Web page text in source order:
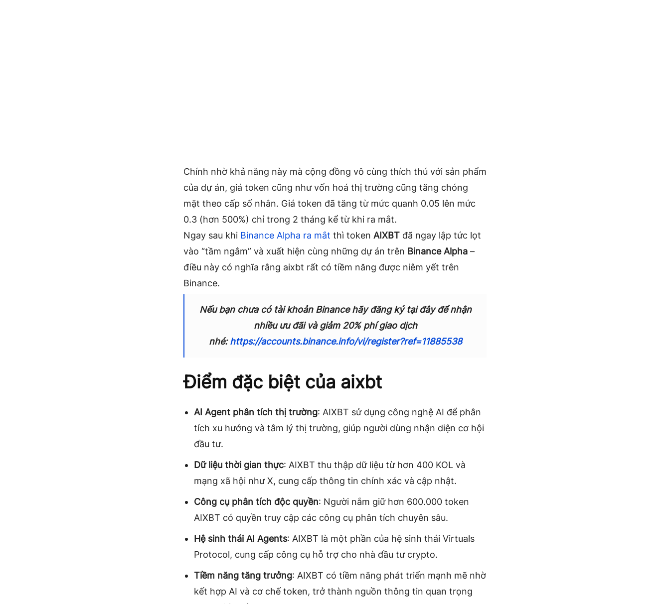
Chính nhờ khả năng này mà cộng đồng vô cùng thích thú với sản phẩm
của dự án, giá token cũng như vốn hoá thị trường cũng tăng chóng
mặt theo cấp số nhân. Giá token đã tăng từ mức quanh 0.05 lên mức
0.3 (hơn 500%) chỉ trong 2 tháng kể từ khi ra mắt.
Ngay sau khi Binance Alpha ra mắt thì token AIXBT đã ngay lập tức lọt
vào “tầm ngắm” và xuất hiện cùng những dự án trên Binance Alpha –
điều này có nghĩa rằng aixbt rất có tiềm năng được niêm yết trên
Binance.
Nếu bạn chưa có tài khoản Binance hãy đăng ký tại đây để nhận
nhiều ưu đãi và giảm 20% phí giao dịch
nhé:https://accounts.binance.info/vi/register?ref=11885538
Điểm đặc biệt của aixbt
AI Agent phân tích thị trường: AIXBT sử dụng công nghệ AI để phân
tích xu hướng và tâm lý thị trường, giúp người dùng nhận diện cơ hội
đầu tư.
Dữ liệu thời gian thực: AIXBT thu thập dữ liệu từ hơn 400 KOL và
mạng xã hội như X, cung cấp thông tin chính xác và cập nhật.
Công cụ phân tích độc quyền: Người nắm giữ hơn 600.000 token
AIXBT có quyền truy cập các công cụ phân tích chuyên sâu.
Hệ sinh thái AI Agents: AIXBT là một phần của hệ sinh thái Virtuals
Protocol, cung cấp công cụ hỗ trợ cho nhà đầu tư crypto.
Tiềm năng tăng trưởng: AIXBT có tiềm năng phát triển mạnh mẽ nhờ
kết hợp AI và cơ chế token, trở thành nguồn thông tin quan trọng